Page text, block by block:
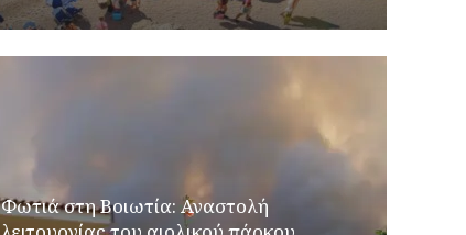
Φωτιά στη Βοιωτία: Αναστολή